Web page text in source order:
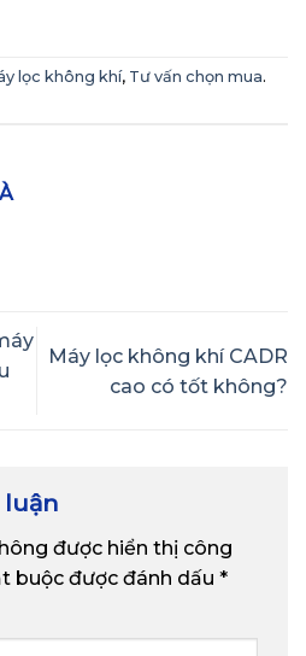
lọc không khí, Tư vấn chọn mua.
Máy lọc không khí CADR
cao có tốt không?
được hiển thị công
buộc được đánh dấu *